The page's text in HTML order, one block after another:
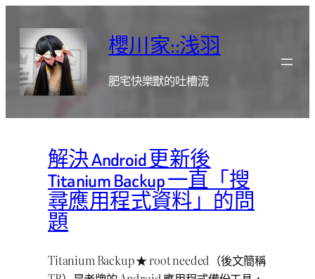
櫻川家::浅羽
肥宅快樂獸的吐槽流
解決 Android 更新後
Titanium Backup 一直「搜
尋應用程式資料」的問
題
Titanium Backup ★ root needed（後文簡稱